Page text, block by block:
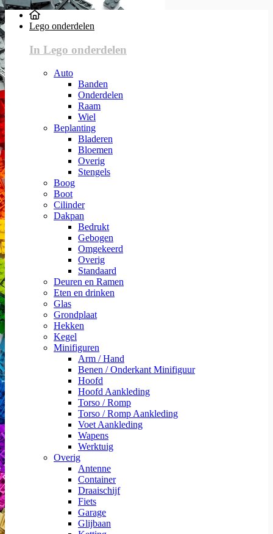
Lego onderdelen
In Lego onderdelen
Auto
Banden
Onderdelen
Raam
Wiel
Beplanting
Bladeren
Bloemen
Overig
Stengels
Boog
Boot
Cilinder
Dakpan
Bedrukt
Gebogen
Omgekeerd
Overig
Standaard
Deuren en Ramen
Eten en drinken
Glas
Grondplaat
Hekken
Kegel
Minifiguren
Arm / Hand
Benen / Onderkant Minifiguur
Hoofd
Hoofd Aankleding
Torso / Romp
Torso / Romp Aankleding
Voet Aankleding
Wapens
Werktuig
Overig
Antenne
Container
Draaischijf
Fiets
Garage
Glijbaan